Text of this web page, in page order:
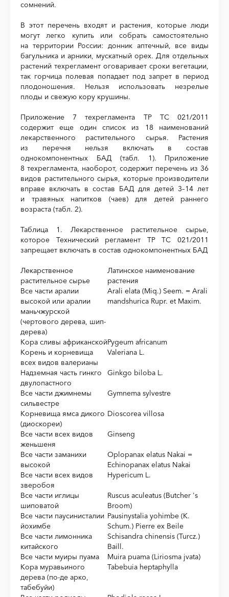
сомнений.
В этот перечень входят и растения, которые люди
могут легко купить или собрать самостоятельно
на территории России: донник аптечный, все виды
багульника и арники, мускатный орех. Для отдельных
растений техрегламент оговаривает сроки вегетации,
так горчица полевая попадает под запрет в период
плодоношения. Нельзя использовать незрелые
плоды и свежую кору крушины.
Приложение 7 техрегламента ТР ТС 021/2011
содержит еще один список из 18 наименований
лекарственного растительного сырья. Растения
из перечня нельзя включать в состав
однокомпонентных БАД (табл. 1). Приложение
8 техрегламента, наоборот, содержит перечень из 36
видов растительного сырья, которые производители
вправе включать в состав БАД для детей 3–14 лет
и травяных напитков (чаев) для детей раннего
возраста (табл. 2).
Таблица 1. Лекарственное растительное сырье,
которое Технический регламент ТР ТС 021/2011
запрещает включать в состав однокомпонентных БАД
Лекарственное
растительное сырье
Латинское наименование
растения
Все части аралии
высокой или аралии
маньчжурской
(чертового дерева, шип-
дерева)
Arali elata (Miq.) Seem. = Arali
mandshurica Rupr. et Maxim.
Кора сливы африканскойPygeum africanum
Корень и корневища
всех видов валерианы
Valeriana L.
Надземная часть гинкго
двулопастного
Ginkgo biloba L.
Все части джимнемы
сильвестре
Gymnema sylvestre
Корневища ямса дикого
(диоскореи)
Dioscorea villosa
Все части всех видов
женьшеня
Ginseng
Все части заманихи
высокой
Oplopanax elatus Nakai =
Echinopanax elatus Nakai
Все части всех видов
зверобоя
Hypericum L.
Все части иглицы
шиповатой
Ruscus aculeatus (Butcher 's
Broom)
Все части паусинисталии
йохимбе
Pausinystalia yohimbe (K.
Schum.) Pierre ex Beile
Все части лимонника
китайского
Schisandra chinensis (Turcz.)
Baill.
Все части муиры пуама
Muira puama (Liriosma jvata)
Кора муравьиного
дерева (по-де арко,
табебуйи)
Tabebuia heptaphylla